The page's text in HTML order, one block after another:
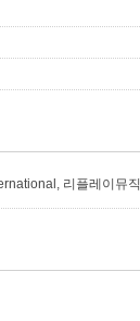
리플레이뮤직